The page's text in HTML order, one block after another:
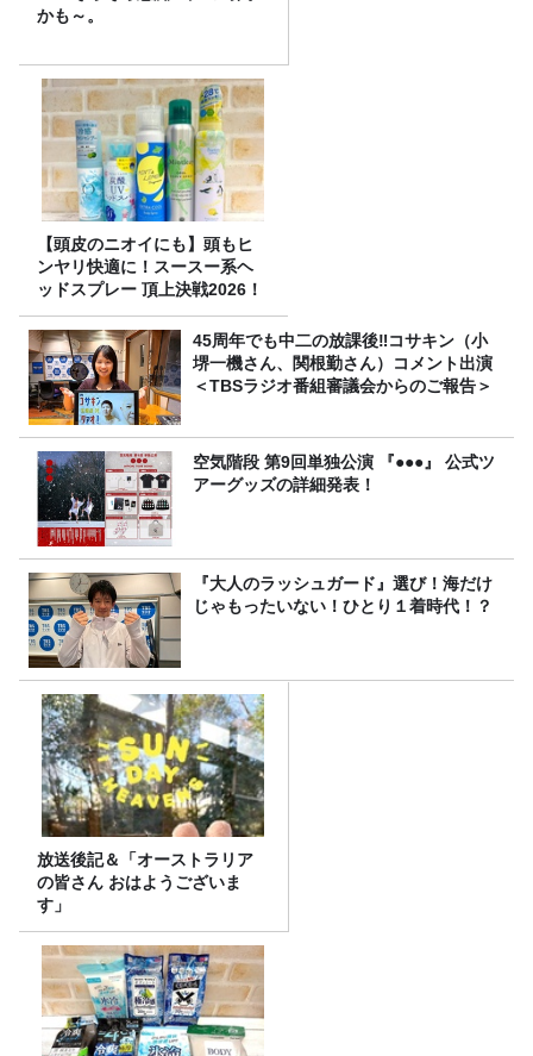
かも～。
【頭皮のニオイにも】頭もヒ
ンヤリ快適に！スースー系ヘ
ッドスプレー 頂上決戦2026！
45周年でも中二の放課後‼コサキン（小
堺一機さん、関根勤さん）コメント出演
＜TBSラジオ番組審議会からのご報告＞
空気階段 第9回単独公演 『●●●』 公式ツ
アーグッズの詳細発表！
『大人のラッシュガード』選び！海だけ
じゃもったいない！ひとり１着時代！？
放送後記＆「オーストラリア
の皆さん おはようございま
す」